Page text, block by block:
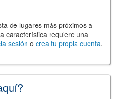
de lugares más próximos a
característica requiere una
sesión o crea tu propia cuenta.